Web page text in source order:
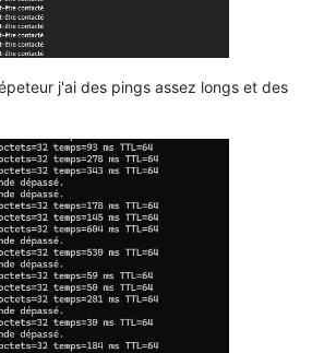
j'ai des pings assez longs et des